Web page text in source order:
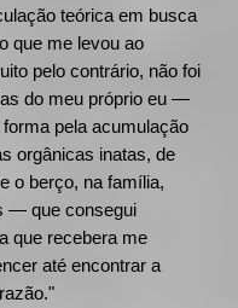
teórica em busca
que me levou ao
pelo contrário, não foi
do meu próprio eu —
pela acumulação
orgânicas inatas, de
o berço, na família,
— que consegui
que recebera me
até encontrar a